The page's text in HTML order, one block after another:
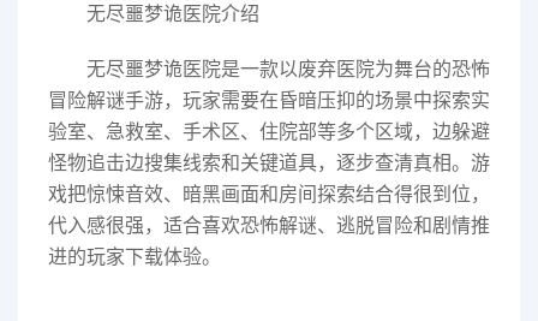
无尽噩梦诡医院介绍
无尽噩梦诡医院是一款以废弃医院为舞台的恐怖
冒险解谜手游，玩家需要在昏暗压抑的场景中探索实
验室、急救室、手术区、住院部等多个区域，边躲避
怪物追击边搜集线索和关键道具，逐步查清真相。游
戏把惊悚音效、暗黑画面和房间探索结合得很到位，
代入感很强，适合喜欢恐怖解谜、逃脱冒险和剧情推
进的玩家下载体验。